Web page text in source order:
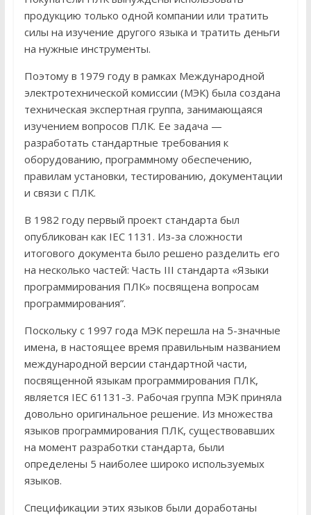
продукцию только одной компании или тратить
силы на изучение другого языка и тратить деньги
на нужные инструменты.
Поэтому в 1979 году в рамках Международной
электротехнической комиссии (МЭК) была создана
техническая экспертная группа, занимающаяся
изучением вопросов ПЛК. Ее задача —
разработать стандартные требования к
оборудованию, программному обеспечению,
правилам установки, тестированию, документации
и связи с ПЛК.
В 1982 году первый проект стандарта был
опубликован как IEC 1131. Из-за сложности
итогового документа было решено разделить его
на несколько частей: Часть III стандарта «Языки
программирования ПЛК» посвящена вопросам
программирования”.
Поскольку с 1997 года МЭК перешла на 5-значные
имена, в настоящее время правильным названием
международной версии стандартной части,
посвященной языкам программирования ПЛК,
является IEC 61131-3. Рабочая группа МЭК приняла
довольно оригинальное решение. Из множества
языков программирования ПЛК, существовавших
на момент разработки стандарта, были
определены 5 наиболее широко используемых
языков.
Спецификации этих языков были доработаны